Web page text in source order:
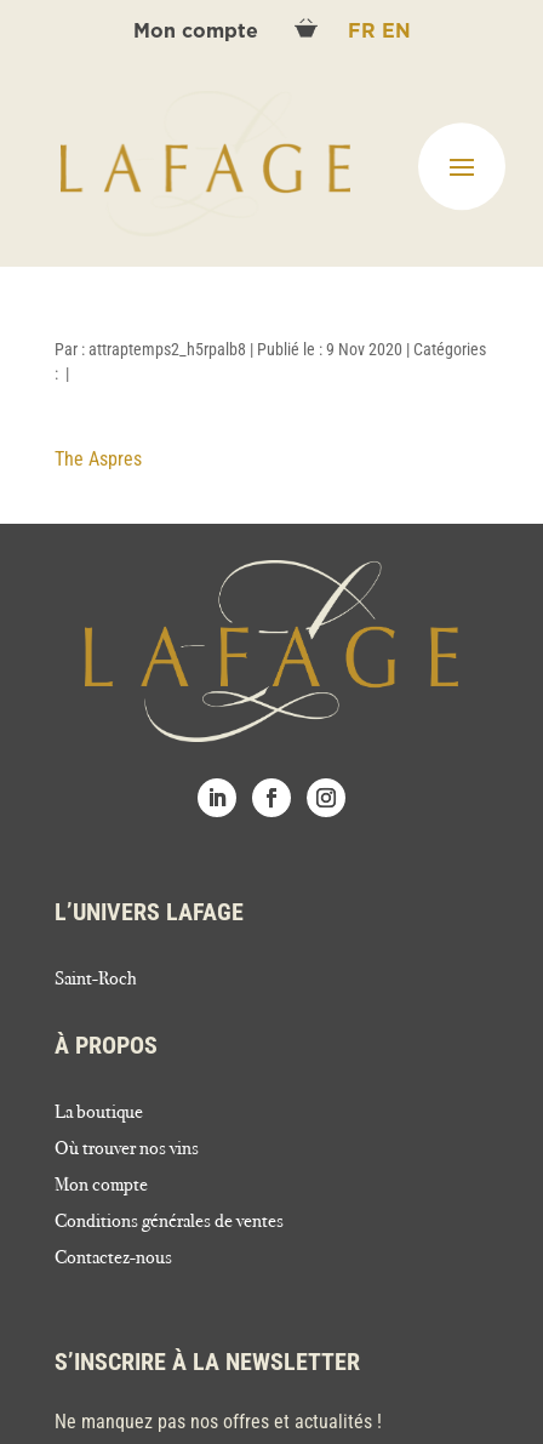
Mon compte FR EN
Par :attraptemps2_h5rpalb8 | Publié le : 9 Nov 2020 | Catégories
: |
The Aspres
L’UNIVERS LAFAGE
Saint-Roch
À PROPOS
La boutique
Où trouver nos vins
Mon compte
Conditions générales de ventes
Contactez-nous
S’INSCRIRE À LA NEWSLETTER
Ne manquez pas nos offres et actualités !